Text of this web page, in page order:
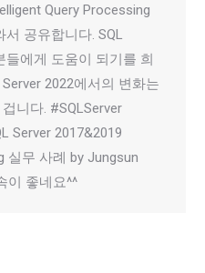
Query Processing
서 공유합니다. SQL
들에게 도움이 되기를 희
2022에서의 변화는
니다. #SQLServer
Server 2017&2019
실무 사례 by Jungsun
이 좋네요^^